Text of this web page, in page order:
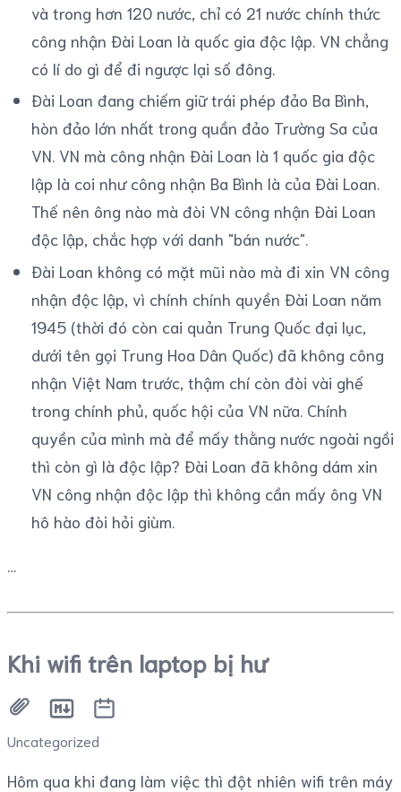
và trong hơn 120 nước, chỉ có 21 nước chính thức
công nhận Đài Loan là quốc gia độc lập. VN chẳng
có lí do gì để đi ngược lại số đông.
Đài Loan đang chiếm giữ trái phép đảo Ba Bình,
hòn đảo lớn nhất trong quần đảo Trường Sa của
VN. VN mà công nhận Đài Loan là 1 quốc gia độc
lập là coi như công nhận Ba Bình là của Đài Loan.
Thế nên ông nào mà đòi VN công nhận Đài Loan
độc lập, chắc hợp với danh "bán nước".
Đài Loan không có mặt mũi nào mà đi xin VN công
nhận độc lập, vì chính chính quyền Đài Loan năm
1945 (thời đó còn cai quản Trung Quốc đại lục,
dưới tên gọi Trung Hoa Dân Quốc) đã không công
nhận Việt Nam trước, thậm chí còn đòi vài ghế
trong chính phủ, quốc hội của VN nữa. Chính
quyền của mình mà để mấy thằng nước ngoài ngồi
thì còn gì là độc lập? Đài Loan đã không dám xin
VN công nhận độc lập thì không cần mấy ông VN
hô hào đòi hỏi giùm.
Khi wifi trên laptop bị hư
Uncategorized
Hôm qua khi đang làm việc thì đột nhiên wifi trên máy